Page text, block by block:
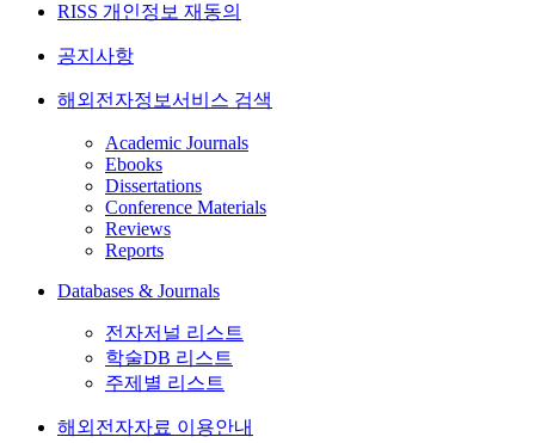
RISS 개인정보 재동의
공지사항
해외전자정보서비스 검색
Academic Journals
Ebooks
Dissertations
Conference Materials
Reviews
Reports
Databases & Journals
전자저널 리스트
학술DB 리스트
주제별 리스트
해외전자자료 이용안내